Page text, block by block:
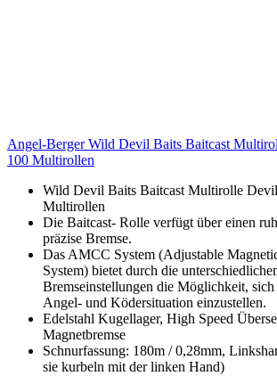
Angel-Berger Wild Devil Baits Baitcast
100 Multirollen
Wild Devil Baits Baitcast Multirolle
Multirollen
Die Baitcast- Rolle verfügt über einen
präzise Bremse.
Das AMCC System (Adjustable
System) bietet durch die
Bremseinstellungen die Möglichkeit, sich
Angel- und Ködersituation einzustellen.
Edelstahl Kugellager, High Speed
Magnetbremse
Schnurfassung: 180m / 0,28mm,
sie kurbeln mit der linken Hand)